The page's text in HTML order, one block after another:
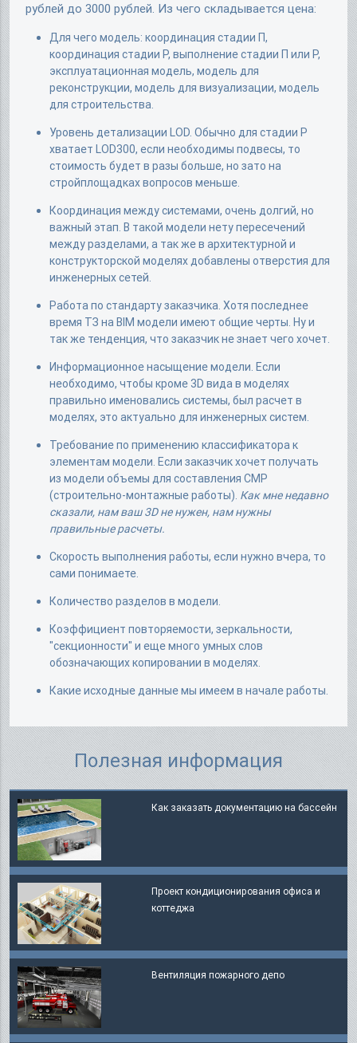
рублей до 3000 рублей. Из чего складывается цена:
Для чего модель: координация стадии П,
координация стадии Р, выполнение стадии П или Р,
эксплуатационная модель, модель для
реконструкции, модель для визуализации, модель
для строительства.
Уровень детализации LOD. Обычно для стадии Р
хватает LOD300, если необходимы подвесы, то
стоимость будет в разы больше, но зато на
стройплощадках вопросов меньше.
Координация между системами, очень долгий, но
важный этап. В такой модели нету пересечений
между разделами, а так же в архитектурной и
конструкторской моделях добавлены отверстия для
инженерных сетей.
Работа по стандарту заказчика. Хотя последнее
время ТЗ на BIM модели имеют общие черты. Ну и
так же тенденция, что заказчик не знает чего хочет.
Информационное насыщение модели. Если
необходимо, чтобы кроме 3D вида в моделях
правильно именовались системы, был расчет в
моделях, это актуально для инженерных систем.
Требование по применению классификатора к
элементам модели. Если заказчик хочет получать
из модели объемы для составления СМР
(строительно-монтажные работы). Как мне недавно
сказали, нам ваш 3D не нужен, нам нужны
правильные расчеты.
Скорость выполнения работы, если нужно вчера, то
сами понимаете.
Количество разделов в модели.
Коэффициент повторяемости, зеркальности,
"секционности" и еще много умных слов
обозначающих копировании в моделях.
Какие исходные данные мы имеем в начале работы.
Полезная информация
Как заказать документацию на бассейн
Проект кондиционирования офиса и
коттеджа
Вентиляция пожарного депо